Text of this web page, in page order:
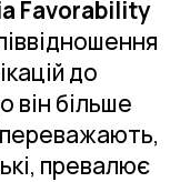
Favorability
до
він більше
переважають,
превалює